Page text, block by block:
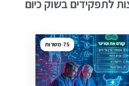
לתפקידים בשוק כיום
75